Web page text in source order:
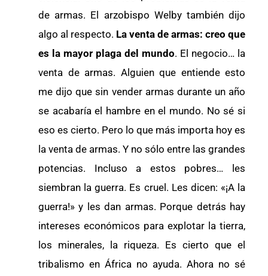
de armas. El arzobispo Welby también dijo
algo al respecto. La venta de armas: creo que
es la mayor plaga del mundo. El negocio… la
venta de armas. Alguien que entiende esto
me dijo que sin vender armas durante un año
se acabaría el hambre en el mundo. No sé si
eso es cierto. Pero lo que más importa hoy es
la venta de armas. Y no sólo entre las grandes
potencias. Incluso a estos pobres… les
siembran la guerra. Es cruel. Les dicen: «¡A la
guerra!» y les dan armas. Porque detrás hay
intereses económicos para explotar la tierra,
los minerales, la riqueza. Es cierto que el
tribalismo en África no ayuda. Ahora no sé